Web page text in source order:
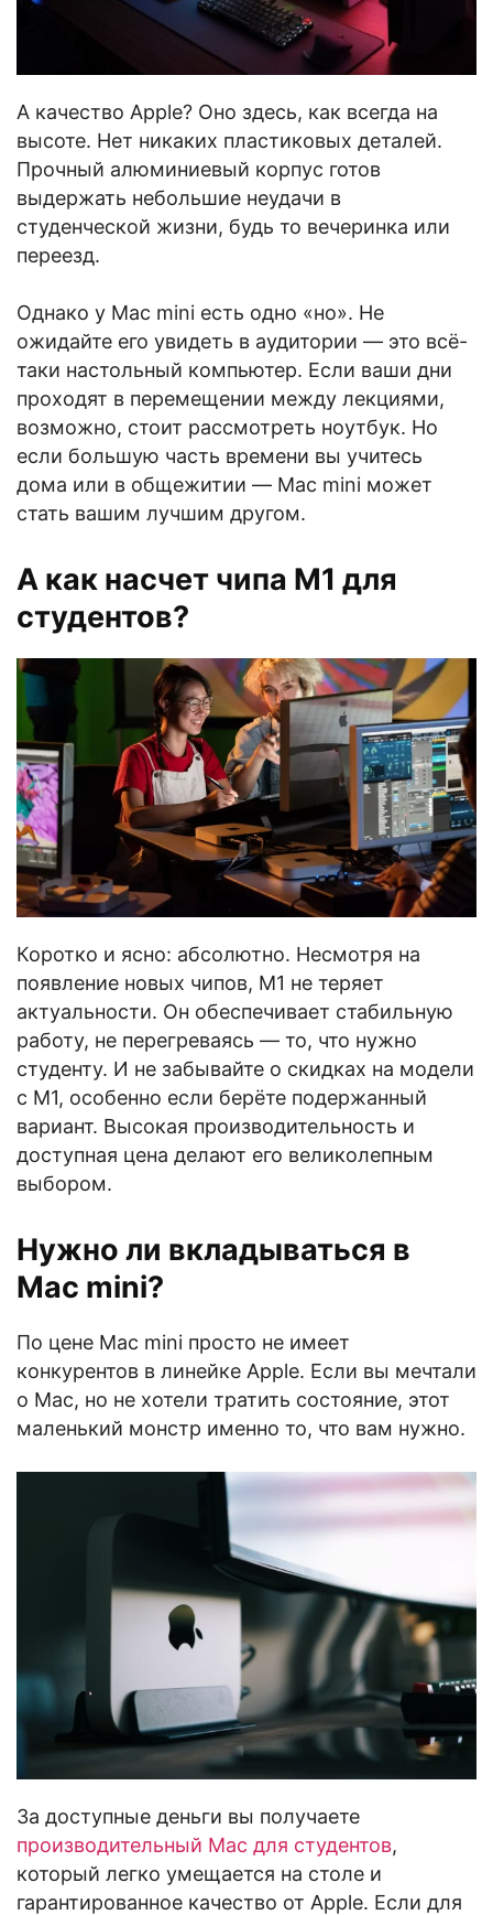
А качество Apple? Оно здесь, как всегда на
высоте. Нет никаких пластиковых деталей.
Прочный алюминиевый корпус готов
выдержать небольшие неудачи в
студенческой жизни, будь то вечеринка или
переезд.
Однако у Mac mini есть одно «но». Не
ожидайте его увидеть в аудитории — это всё-
таки настольный компьютер. Если ваши дни
проходят в перемещении между лекциями,
возможно, стоит рассмотреть ноутбук. Но
если большую часть времени вы учитесь
дома или в общежитии — Mac mini может
стать вашим лучшим другом.
А как насчет чипа M1 для
студентов?
Коротко и ясно: абсолютно. Несмотря на
появление новых чипов, M1 не теряет
актуальности. Он обеспечивает стабильную
работу, не перегреваясь — то, что нужно
студенту. И не забывайте о скидках на модели
с M1, особенно если берёте подержанный
вариант. Высокая производительность и
доступная цена делают его великолепным
выбором.
Нужно ли вкладываться в
Mac mini?
По цене Mac mini просто не имеет
конкурентов в линейке Apple. Если вы мечтали
о Mac, но не хотели тратить состояние, этот
маленький монстр именно то, что вам нужно.
За доступные деньги вы получаете
производительный Mac для студентов,
который легко умещается на столе и
гарантированное качество от Apple. Если для